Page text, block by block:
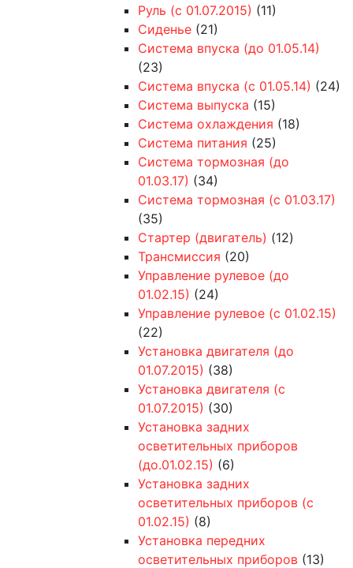
Руль (с 01.07.2015) (11)
Сиденье (21)
Система впуска (до 01.05.14)
(23)
Система впуска (с 01.05.14) (24)
Система выпуска (15)
Система охлаждения (18)
Система питания (25)
Система тормозная (до
01.03.17) (34)
Система тормозная (с 01.03.17)
(35)
Стартер (двигатель) (12)
Трансмиссия (20)
Управление рулевое (до
01.02.15) (24)
Управление рулевое (с 01.02.15)
(22)
Установка двигателя (до
01.07.2015) (38)
Установка двигателя (с
01.07.2015) (30)
Установка задних
осветительных приборов
(до.01.02.15) (6)
Установка задних
осветительных приборов (с
01.02.15) (8)
Установка передних
осветительных приборов (13)